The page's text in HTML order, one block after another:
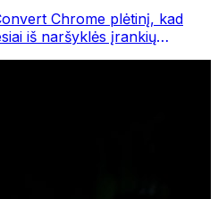
Chrome plėtinį, kad
iš naršyklės įrankių